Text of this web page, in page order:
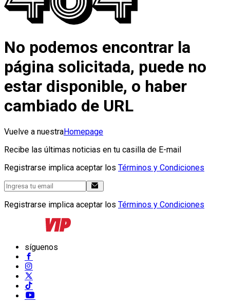
No podemos encontrar la
página solicitada, puede no
estar disponible, o haber
cambiado de URL
Vuelve a nuestraHomepage
Recibe las últimas noticias en tu casilla de E-mail
Registrarse implica aceptar los Términos y Condiciones
Registrarse implica aceptar los Términos y Condiciones
síguenos